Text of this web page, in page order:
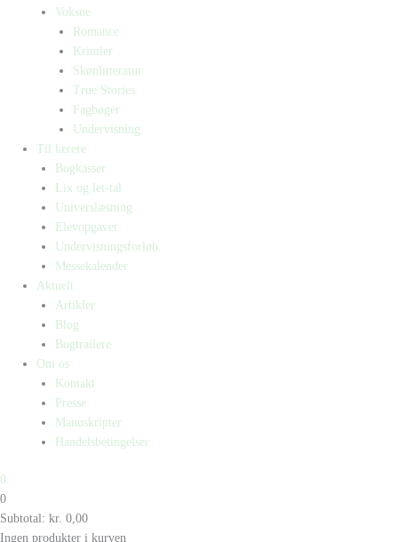
Voksne
Romance
Krimier
Skønlitteratur
True Stories
Fagbøger
Undervisning
Til lærere
Bogkasser
Lix og let-tal
Universlæsning
Elevopgaver
Undervisningsforløb
Messekalender
Aktuelt
Artikler
Blog
Bogtrailere
Om os
Kontakt
Presse
Manuskripter
Handelsbetingelser
0
0
Subtotal: kr. 0,00
Ingen produkter i kurven